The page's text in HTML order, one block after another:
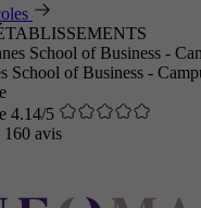
School of Business -
4.14/5
160 avis